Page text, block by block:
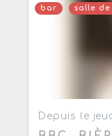
bar salle
Depuis le